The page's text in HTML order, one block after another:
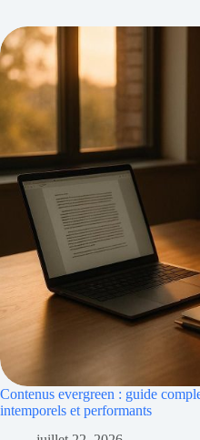
Contenus evergreen : guide
intemporels et performants